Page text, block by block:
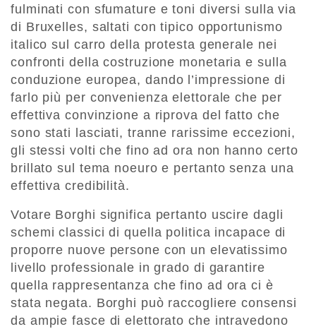
fulminati con sfumature e toni diversi sulla via
di Bruxelles, saltati con tipico opportunismo
italico sul carro della protesta generale nei
confronti della costruzione monetaria e sulla
conduzione europea, dando l’impressione di
farlo più per convenienza elettorale che per
effettiva convinzione a riprova del fatto che
sono stati lasciati, tranne rarissime eccezioni,
gli stessi volti che fino ad ora non hanno certo
brillato sul tema noeuro e pertanto senza una
effettiva credibilità.
Votare Borghi significa pertanto uscire dagli
schemi classici di quella politica incapace di
proporre nuove persone con un elevatissimo
livello professionale in grado di garantire
quella rappresentanza che fino ad ora ci è
stata negata. Borghi può raccogliere consensi
da ampie fasce di elettorato che intravedono